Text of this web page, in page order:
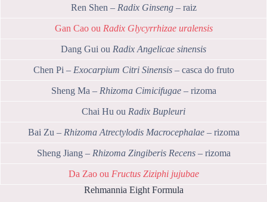
Ren Shen – Radix Ginseng– raiz
Gan Cao ou Radix Glycyrrhizae uralensis
Dang Gui ou Radix Angelicae sinensis
Chen Pi – Exocarpium Citri Sinensis– casca do fruto
Sheng Ma – Rhizoma Cimicifugae– rizoma
Chai Hu ou Radix Bupleuri
Bai Zu – Rhizoma Atrectylodis Macrocephalae– rizoma
Sheng Jiang – Rhizoma Zingiberis Recens– rizoma
Da Zao ou Fructus Ziziphi jujubae
Rehmannia Eight Formula